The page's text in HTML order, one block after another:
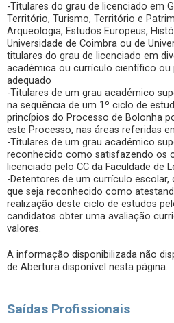
-Titulares do grau de licenciado em
Território, Turismo, Território e
Arqueologia, Estudos Europeus,
Universidade de Coimbra ou de
titulares do grau de licenciado em
académica ou currículo científico ou
adequado
-Titulares de um grau académico
na sequência de um 1º ciclo de
princípios do Processo de Bolonha
este Processo, nas áreas referidas
-Titulares de um grau académico
reconhecido como satisfazendo os
licenciado pelo CC da Faculdade de
-Detentores de um currículo
que seja reconhecido como
realização deste ciclo de estudos
candidatos obter uma avaliação
valores.
A informação disponibilizada não
de Abertura disponível nesta página.
Saídas Profissionais